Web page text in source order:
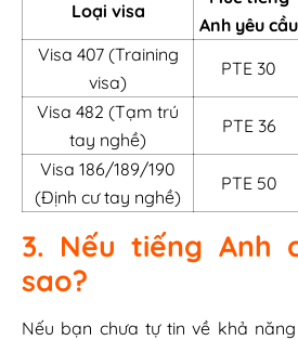
Loại visa
Anh yêu cầu
Visa 407 (Training
visa)
PTE 30
Visa 482 (Tạm trú
tay nghề)
PTE 36
Visa 186/189/190
(Định cư tay nghề)
PTE 50
3. Nếu tiếng Anh
sao?
Nếu bạn chưa tự tin về khả năng